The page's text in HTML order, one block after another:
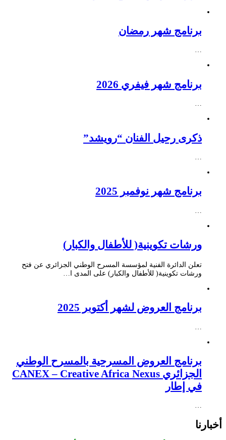
برنامج شهر رمضان
…
برنامج شهر فيفري 2026
…
ذكرى رحيل الفنان “رويشد”
…
برنامج شهر نوفمبر 2025
ورشات تكوينية( للأطفال والكبار)
تعلن الدائرة الفنية لمؤسسة المسرح الوطني الجزائري عن فتح
ورشات تكوينية( للأطفال والكبار) على المدى ا…
برنامج العروض لشهر أكتوبر 2025
برنامج العروض المسرحية بالمسرح الوطني
الجزائري CANEX – Creative Africa Nexus
في إطار
…
أخبارنا